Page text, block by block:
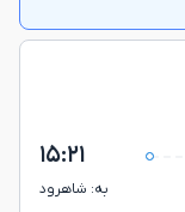
۱۵:۲۱
به: شاهرود